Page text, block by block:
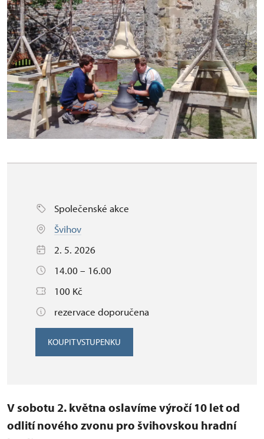
Společenské akce
Švihov
2. 5. 2026
14.00 – 16.00
100 Kč
rezervace doporučena
KOUPIT VSTUPENKU
V sobotu 2. května oslavíme výročí 10 let od
odlití nového zvonu pro švihovskou hradní